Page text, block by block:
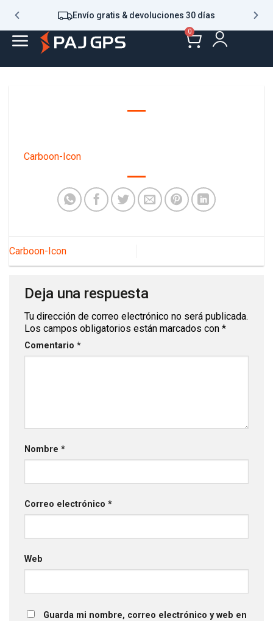
Envío gratis & devoluciones 30 días
0
Carboon-Icon
Carboon-Icon
Deja una respuesta
Tu dirección de correo electrónico no será publicada.
Los campos obligatorios están marcados con *
Comentario *
Nombre *
Correo electrónico *
Web
Guarda mi nombre, correo electrónico y web en